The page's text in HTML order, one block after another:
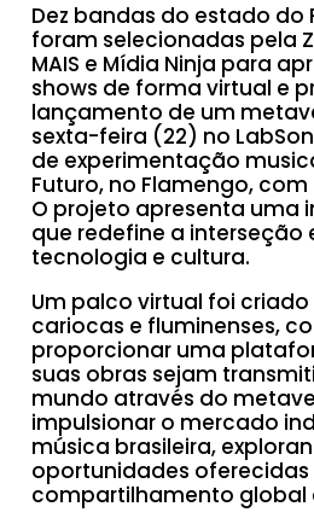
Dez bandas do estado do
foram selecionadas pela
MAIS e Mídia Ninja para
shows de forma virtual e
lançamento de um
sexta-feira (22) no
de experimentação
Futuro, no Flamengo,
O projeto apresenta uma
que redefine a interseção
tecnologia e cultura.
Um palco virtual foi
cariocas e fluminenses,
proporcionar uma
suas obras sejam
mundo através do
impulsionar o mercado
música brasileira,
oportunidades oferecidas
compartilhamento global